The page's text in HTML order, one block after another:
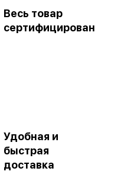
Весь товар
сертифицирован
Удобная и
быстрая
доставка